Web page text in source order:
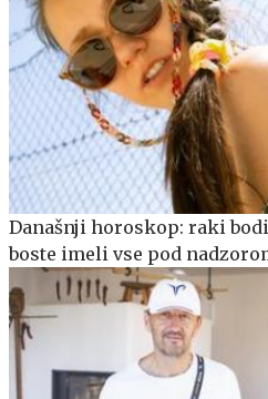
Današnji horoskop: raki
boste imeli vse pod